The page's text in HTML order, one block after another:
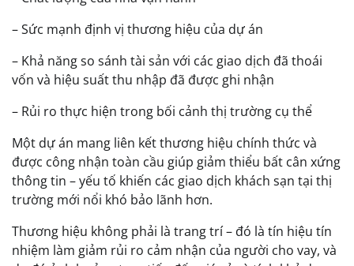
– Sức mạnh định vị thương hiệu của dự án
– Khả năng so sánh tài sản với các giao dịch đã thoái
vốn và hiệu suất thu nhập đã được ghi nhận
– Rủi ro thực hiện trong bối cảnh thị trường cụ thể
Một dự án mang liên kết thương hiệu chính thức và
được công nhận toàn cầu giúp giảm thiểu bất cân xứng
thông tin – yếu tố khiến các giao dịch khách sạn tại thị
trường mới nổi khó bảo lãnh hơn.
Thương hiệu không phải là trang trí – đó là tín hiệu tín
nhiệm làm giảm rủi ro cảm nhận của người cho vay, và